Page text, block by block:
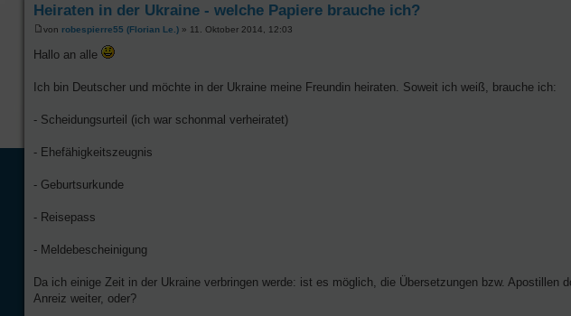
Heiraten in der Ukraine - welche Papiere brauche ich?
von robespierre55 (Florian Le.) » 11. Oktober 2014, 12:03
Hallo an alle
Ich bin Deutscher und möchte in der Ukraine meine Freundin heiraten. Soweit ich weiß, brauche ich:
- Scheidungsurteil (ich war schonmal verheiratet)
- Ehefähigkeitszeugnis
- Geburtsurkunde
- Reisepass
- Meldebescheinigung
Da ich einige Zeit in der Ukraine verbringen werde: ist es möglich, die Übersetzungen bzw. Apostillen
Anreiz weiter, oder?